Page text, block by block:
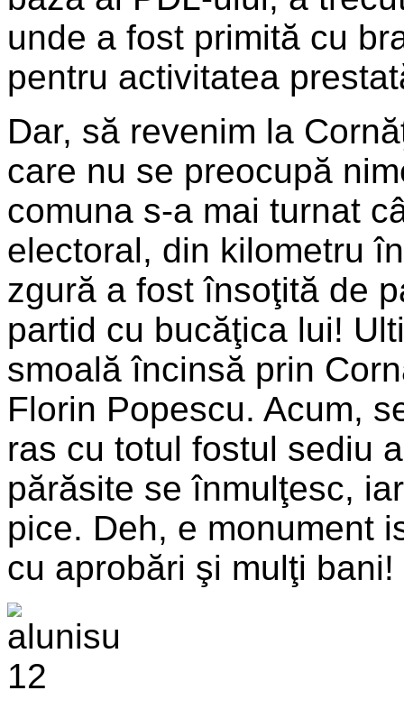
unde a fost primită cu
pentru activitatea
Dar, să revenim la
care nu se preocupă
comuna s-a mai turnat
electoral, din kilometru
zgură a fost însoţită de
partid cu bucăţica lui!
smoală încinsă prin
Florin Popescu. Acum,
ras cu totul fostul sediu
părăsite se înmulţesc,
pice. Deh, e monument
cu aprobări şi mulţi bani!